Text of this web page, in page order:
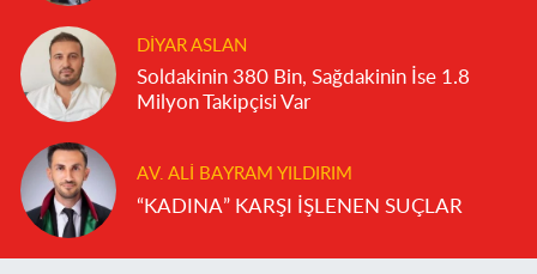
DIYAR ASLAN
Soldakinin 380 Bin, Sağdakinin İse 1.8
Milyon Takipçisi Var
AV. ALI BAYRAM YILDIRIM
“KADINA” KARŞI İŞLENEN SUÇLAR